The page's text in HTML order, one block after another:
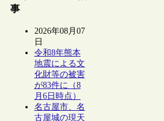
事
2026年08月07
日
令和8年熊本
地震による文
化財等の被害
が83件に（8
月6日時点）
名古屋市、名
古屋城の現天